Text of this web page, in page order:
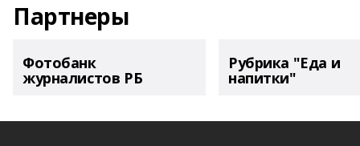
Партнеры
Фотобанк
журналистов РБ
Рубрика "Еда и
напитки"